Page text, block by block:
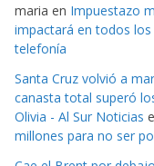
maria en Impuestazo
impactará en todos
telefonía
Santa Cruz volvió a
canasta total superó
Olivia - Al Sur Noticias
millones para no ser